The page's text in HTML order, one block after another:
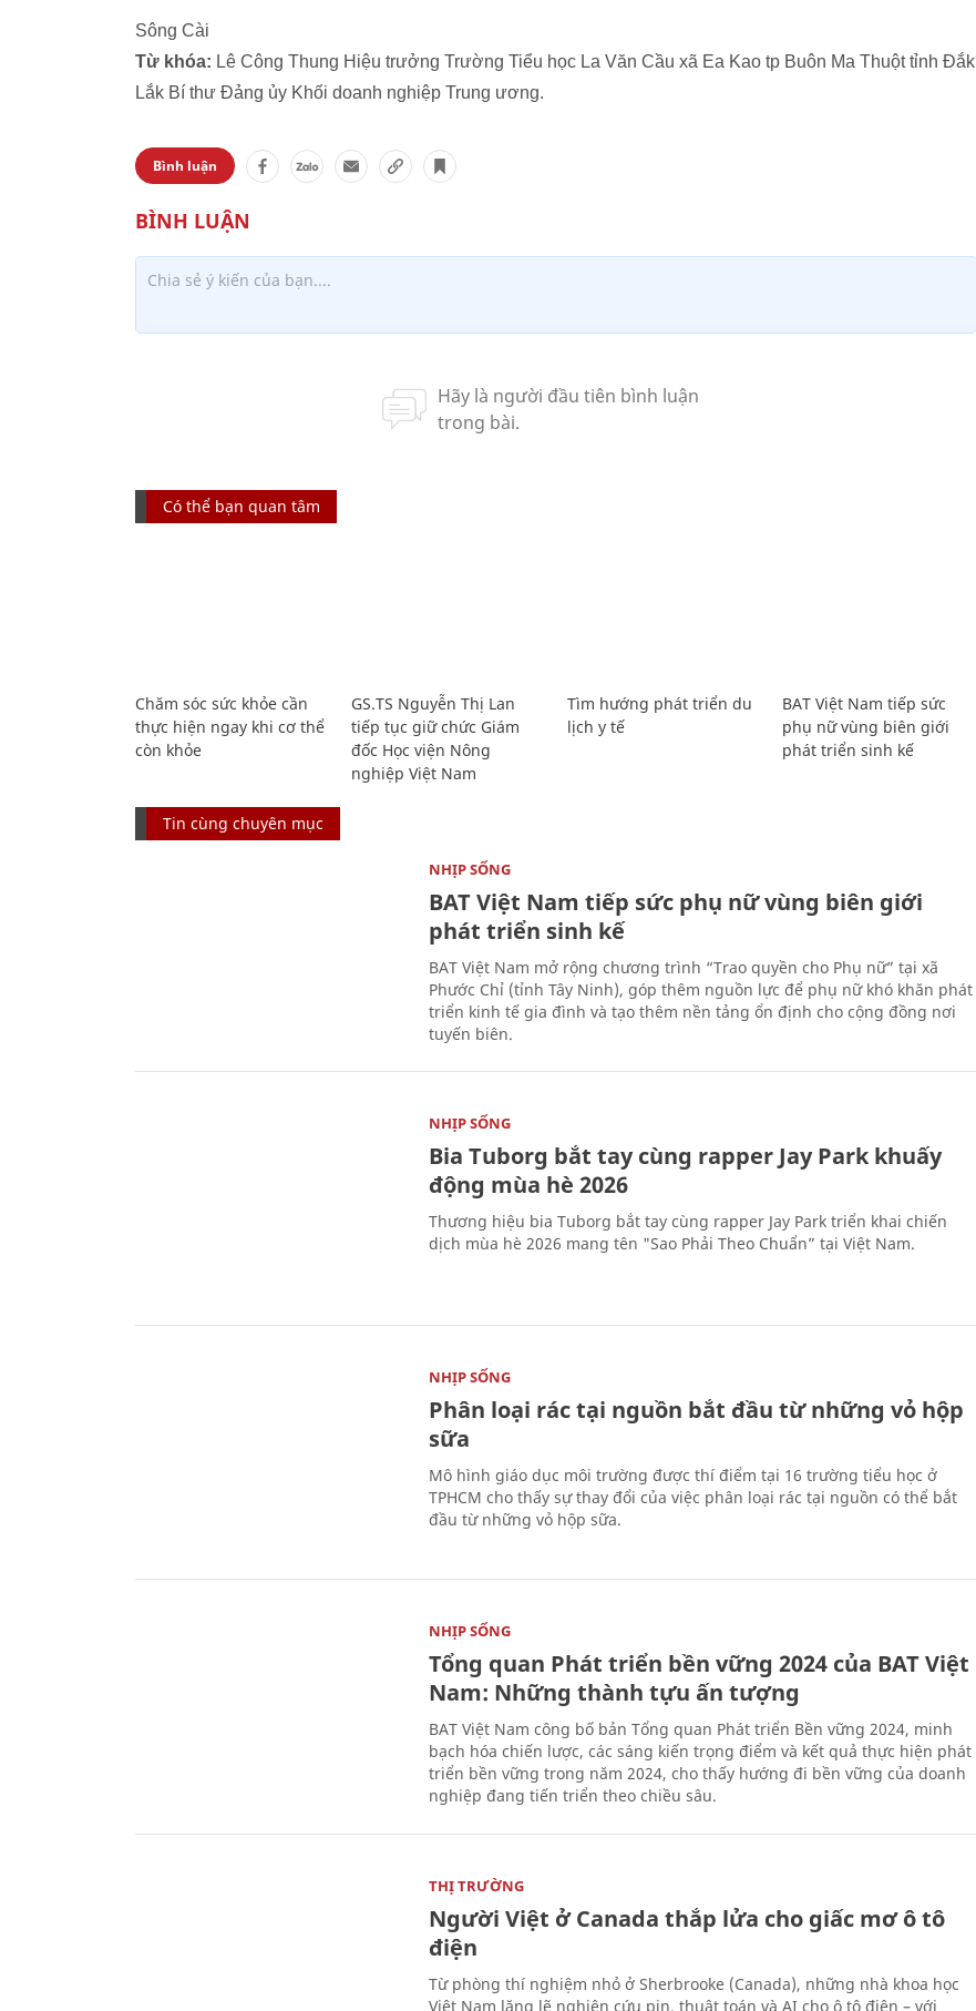
Sông Cài
Từ khóa: Lê Công Thung Hiệu trưởng Trường Tiểu học La Văn Cầu xã Ea Kao tp Buôn Ma Thuột tỉnh Đắk
Lắk Bí thư Đảng ủy Khối doanh nghiệp Trung ương.
Bình luận
Có thể bạn quan tâm
Chăm sóc sức khỏe cần
thực hiện ngay khi cơ thể
còn khỏe
GS.TS Nguyễn Thị Lan
tiếp tục giữ chức Giám
đốc Học viện Nông
nghiệp Việt Nam
Tìm hướng phát triển du
lịch y tế
BAT Việt Nam tiếp sức
phụ nữ vùng biên giới
phát triển sinh kế
Tin cùng chuyên mục
NHỊP SỐNG
BAT Việt Nam tiếp sức phụ nữ vùng biên giới
phát triển sinh kế
BAT Việt Nam mở rộng chương trình “Trao quyền cho Phụ nữ” tại xã
Phước Chỉ (tỉnh Tây Ninh), góp thêm nguồn lực để phụ nữ khó khăn phát
triển kinh tế gia đình và tạo thêm nền tảng ổn định cho cộng đồng nơi
tuyến biên.
NHỊP SỐNG
Bia Tuborg bắt tay cùng rapper Jay Park khuấy
động mùa hè 2026
Thương hiệu bia Tuborg bắt tay cùng rapper Jay Park triển khai chiến
dịch mùa hè 2026 mang tên "Sao Phải Theo Chuẩn” tại Việt Nam.
NHỊP SỐNG
Phân loại rác tại nguồn bắt đầu từ những vỏ hộp
sữa
Mô hình giáo dục môi trường được thí điểm tại 16 trường tiểu học ở
TPHCM cho thấy sự thay đổi của việc phân loại rác tại nguồn có thể bắt
đầu từ những vỏ hộp sữa.
NHỊP SỐNG
Tổng quan Phát triển bền vững 2024 của BAT Việt
Nam: Những thành tựu ấn tượng
BAT Việt Nam công bố bản Tổng quan Phát triển Bền vững 2024, minh
bạch hóa chiến lược, các sáng kiến trọng điểm và kết quả thực hiện phát
triển bền vững trong năm 2024, cho thấy hướng đi bền vững của doanh
nghiệp đang tiến triển theo chiều sâu.
THỊ TRƯỜNG
Người Việt ở Canada thắp lửa cho giấc mơ ô tô
điện
Từ phòng thí nghiệm nhỏ ở Sherbrooke (Canada), những nhà khoa học
Việt Nam lặng lẽ nghiên cứu pin, thuật toán và AI cho ô tô điện – với